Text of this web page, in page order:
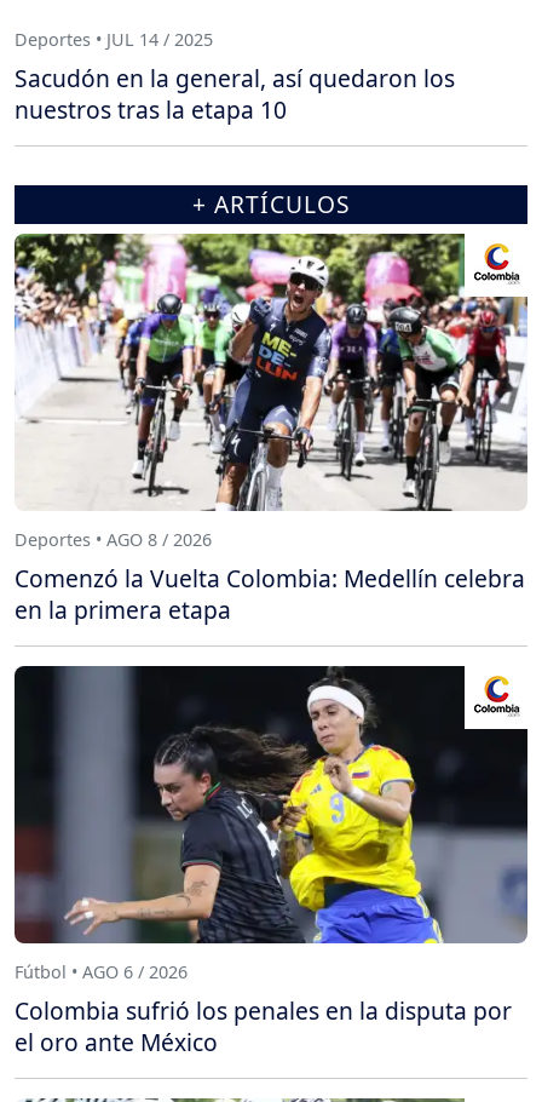
Deportes • JUL 14 / 2025
Sacudón en la general, así quedaron los
nuestros tras la etapa 10
+ ARTÍCULOS
Deportes • AGO 8 / 2026
Comenzó la Vuelta Colombia: Medellín celebra
en la primera etapa
Fútbol • AGO 6 / 2026
Colombia sufrió los penales en la disputa por
el oro ante México